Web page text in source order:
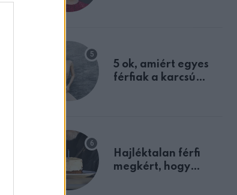
5 ok, amiért egyes
férfiak a karcsú
Hajléktalan férfi
megkért, hogy